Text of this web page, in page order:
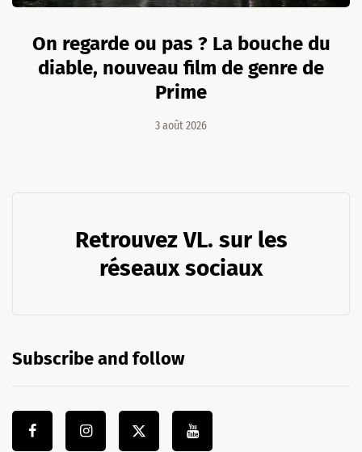
On regarde ou pas ? La bouche du
diable, nouveau film de genre de
Prime
3 août 2026
Retrouvez VL. sur les
réseaux sociaux
Subscribe and follow